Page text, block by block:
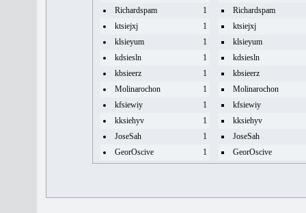
Richardspam
1
Richardspam
ktsiejxj
1
ktsiejxj
klsieyum
1
klsieyum
kdsiesln
1
kdsiesln
kbsieerz
1
kbsieerz
Molinarochon
1
Molinarochon
kfsiewiy
1
kfsiewiy
kksiehyv
1
kksiehyv
JoseSah
1
JoseSah
GeorOscive
1 GeorOscive